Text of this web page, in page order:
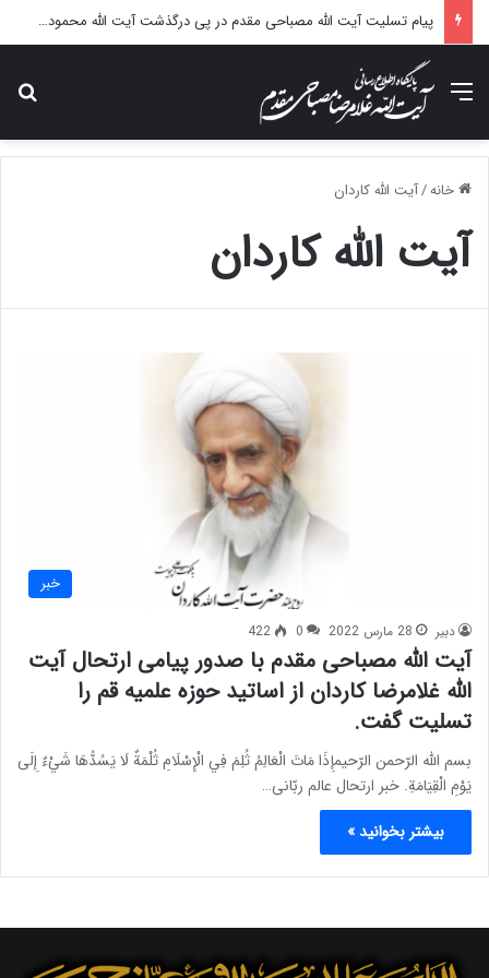
پیام تسلیت آیت الله مصباحی مقدم در پی درگذشت آیت الله محمودی گلپایگانی
منو
خانه/آیت الله کاردان
آیت الله کاردان
خبر
دبیر 28 مارس 2022 0
422
آیت الله مصباحی مقدم با صدور پیامی ارتحال آیت
الله غلامرضا کاردان از اساتید حوزه علمیه قم را
تسلیت گفت.
بسم الله الرّحمن الرّحیمإِذَا مَاتَ الْعَالِمُ ثُلِمَ فِي الْإِسْلَامِ ثُلْمَةٌ لَا يَسُدُّهَا شَيْءٌ إِلَى
يَوْمِ الْقِيَامَةِ. خبر ارتحال عالم ربّانی…
بیشتر بخوانید »